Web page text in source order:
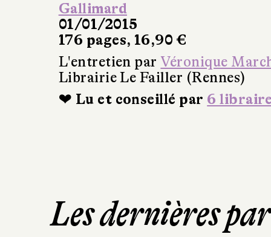
Gallimard
01/01/2015
176 pages, 16,90 €
L'entretien parVéronique
Librairie Le Failler (Rennes)
❤ Lu et conseillé par 6
Les dernières